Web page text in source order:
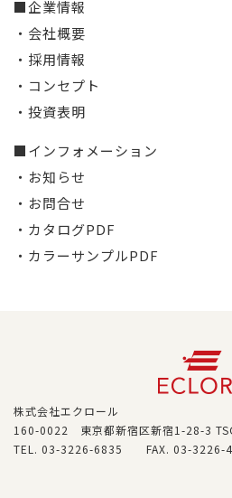
■企業情報
・会社概要
・採用情報
・コンセプト
・投資表明
■インフォメーション
・お知らせ
・お問合せ
・カタログPDF
・カラーサンプルPDF
株式会社エクロール
160-0022 東京都新宿区新宿1-28-3
TEL. 03-3226-6835 FAX. 03-3226-